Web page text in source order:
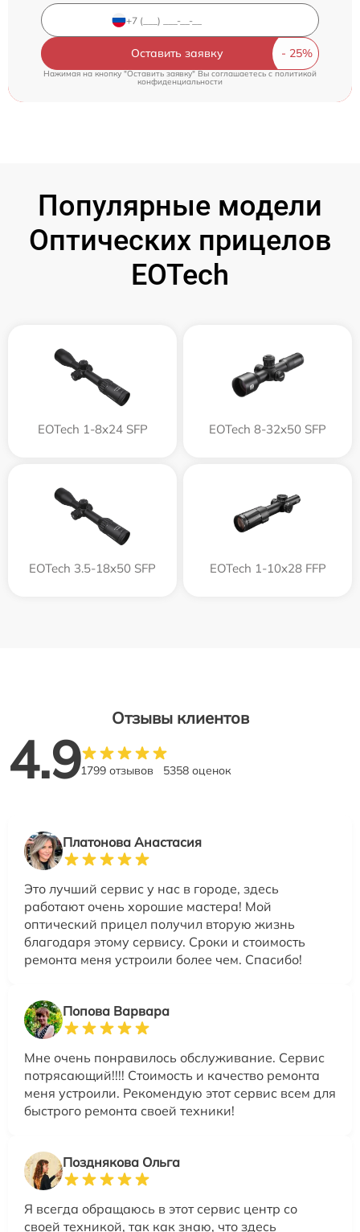
Оставить заявку
Нажимая на кнопку "Оставить заявку" Вы соглашаетесь cполитикой
конфиденциальности
Популярные модели
Оптических прицелов
EOTech
EOTech 1-8x24 SFP EOTech 8-32x50 SFP
EOTech 3.5-18x50 SFP EOTech 1-10x28 FFP
Отзывы клиентов
4.91799 отзывов 5358 оценок
Платонова Анастасия
Это лучший сервис у нас в городе, здесь
работают очень хорошие мастера! Мой
оптический прицел получил вторую жизнь
благодаря этому сервису. Сроки и стоимость
ремонта меня устроили более чем. Спасибо!
Попова Варвара
Мне очень понравилось обслуживание. Сервис
потрясающий!!!! Стоимость и качество ремонта
меня устроили. Рекомендую этот сервис всем для
быстрого ремонта своей техники!
Позднякова Ольга
Я всегда обращаюсь в этот сервис центр со
своей техникой, так как знаю, что здесь